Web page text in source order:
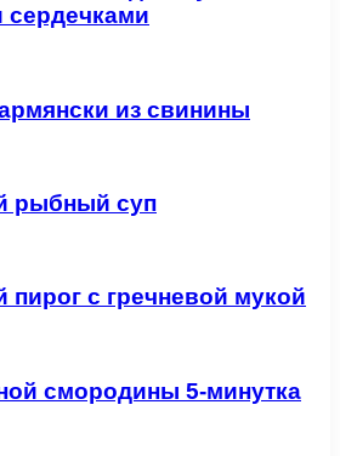
из свинины
рыбный суп
с гречневой мукой
смородины 5-минутка